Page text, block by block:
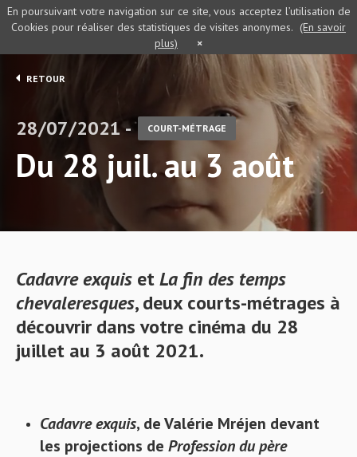
RETOUR
28/07/2021 - COURT-MÉTRAGE
Du 28 juil. au 3 août
Cadavre exquis etLa fin des temps
chevaleresques, deux courts-métrages à
découvrir dans votre cinéma du 28
juillet au 3 août 2021.
Cadavre exquis, de Valérie Mréjen devant
les projections de Profession du père
En poursuivant votre navigation sur ce site, vous acceptez l’utilisation de
Cookies pour réaliser des statistiques de visites anonymes. (En savoir
plus)
×